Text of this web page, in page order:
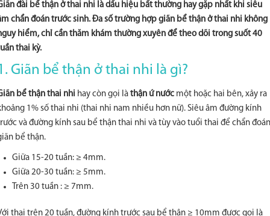
đài bể thận ở thai nhi là dấu hiệu bất thường hay gặp nhất khi siêu
chẩn đoán trước sinh. Đa số trường hợp giãn bể thận ở thai nhi không
hiểm, chỉ cần thăm khám thường xuyên để theo dõi trong suốt 40
thai kỳ.
Giãn bể thận ở thai nhi là gì?
bể thận thai nhi hay còn gọi là thận ứ nước một hoặc hai bên, xảy ra
1% số thai nhi (thai nhi nam nhiều hơn nữ). Siêu âm đường kính
và đường kính sau bể thận thai nhi và tùy vào tuổi thai để chẩn đoán
bể thận.
Giữa 15-20 tuần: ≥ 4mm.
Giữa 20-30 tuần: ≥ 5mm.
Trên 30 tuần : ≥ 7mm.
thai trên 20 tuần, đường kính trước sau bể thận ≥ 10mm được gọi là